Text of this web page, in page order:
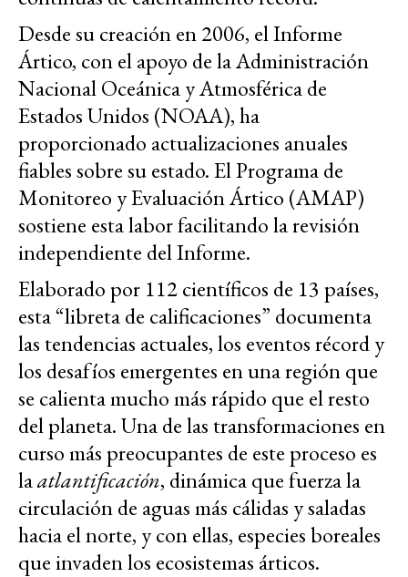
Desde su creación en 2006, el Informe
Ártico, con el apoyo de la Administración
Nacional Oceánica y Atmosférica de
Estados Unidos (NOAA), ha
proporcionado actualizaciones anuales
fiables sobre su estado. El Programa de
Monitoreo y Evaluación Ártico (AMAP)
sostiene esta labor facilitando la revisión
independiente del Informe.
Elaborado por 112 científicos de 13 países,
esta “libreta de calificaciones” documenta
las tendencias actuales, los eventos récord y
los desafíos emergentes en una región que
se calienta mucho más rápido que el resto
del planeta. Una de las transformaciones en
curso más preocupantes de este proceso es
laatlantificación, dinámica que fuerza la
circulación de aguas más cálidas y saladas
hacia el norte, y con ellas, especies boreales
que invaden los ecosistemas árticos.